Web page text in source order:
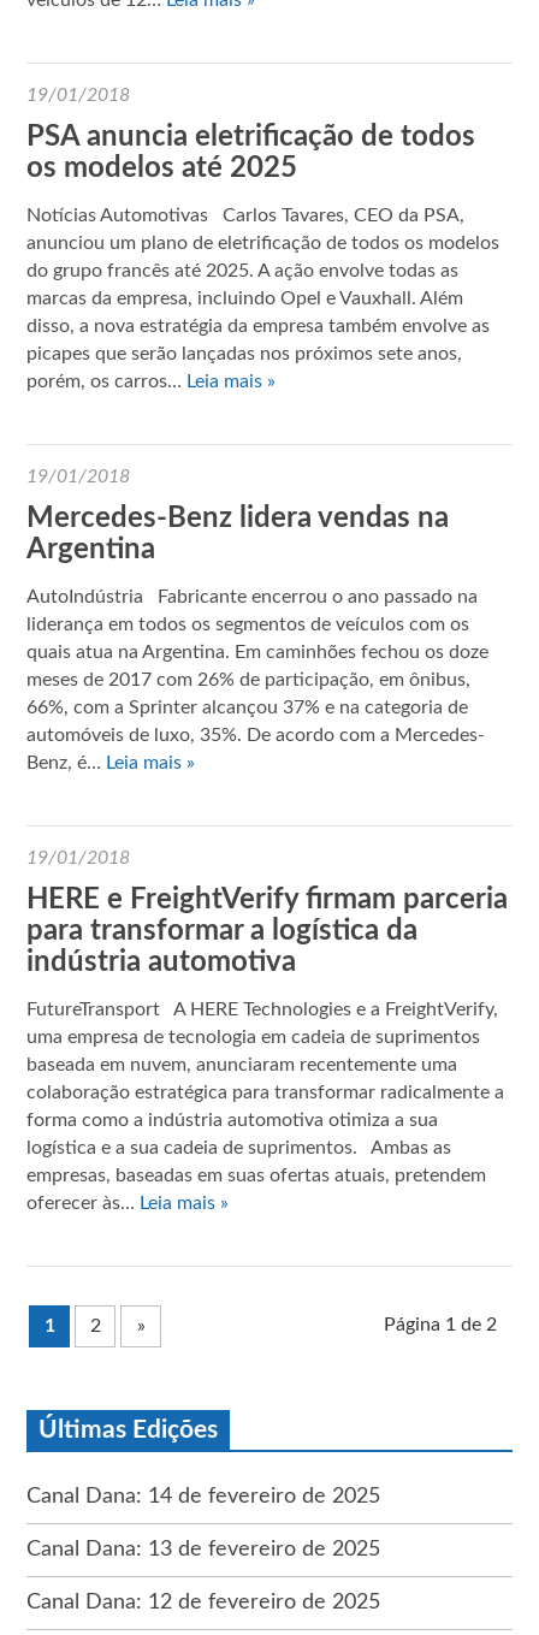
19/01/2018
PSA anuncia eletrificação de todos
os modelos até 2025
Notícias Automotivas Carlos Tavares, CEO da PSA,
anunciou um plano de eletrificação de todos os modelos
do grupo francês até 2025. A ação envolve todas as
marcas da empresa, incluindo Opel e Vauxhall. Além
disso, a nova estratégia da empresa também envolve as
picapes que serão lançadas nos próximos sete anos,
porém, os carros… Leia mais »
19/01/2018
Mercedes-Benz lidera vendas na
Argentina
AutoIndústria Fabricante encerrou o ano passado na
liderança em todos os segmentos de veículos com os
quais atua na Argentina. Em caminhões fechou os doze
meses de 2017 com 26% de participação, em ônibus,
66%, com a Sprinter alcançou 37% e na categoria de
automóveis de luxo, 35%. De acordo com a Mercedes-
Benz, é… Leia mais »
19/01/2018
HERE e FreightVerify firmam parceria
para transformar a logística da
indústria automotiva
FutureTransport A HERE Technologies e a FreightVerify,
uma empresa de tecnologia em cadeia de suprimentos
baseada em nuvem, anunciaram recentemente uma
colaboração estratégica para transformar radicalmente a
forma como a indústria automotiva otimiza a sua
logística e a sua cadeia de suprimentos. Ambas as
empresas, baseadas em suas ofertas atuais, pretendem
oferecer às… Leia mais »
Página 1 de 2
1 2 »
Últimas Edições
Canal Dana: 14 de fevereiro de 2025
Canal Dana: 13 de fevereiro de 2025
Canal Dana: 12 de fevereiro de 2025